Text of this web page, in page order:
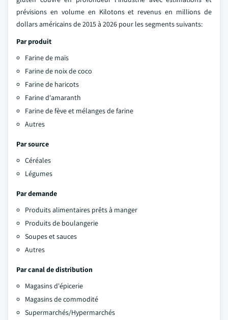
prévisions en volume en Kilotons et revenus en millions de
dollars américains de 2015 à 2026 pour les segments suivants:
Par produit
Farine de maïs
Farine de noix de coco
Farine de haricots
Farine d'amaranth
Farine de fève et mélanges de farine
Autres
Par source
Céréales
Légumes
Par demande
Produits alimentaires prêts à manger
Produits de boulangerie
Soupes et sauces
Autres
Par canal de distribution
Magasins d'épicerie
Magasins de commodité
Supermarchés/Hypermarchés